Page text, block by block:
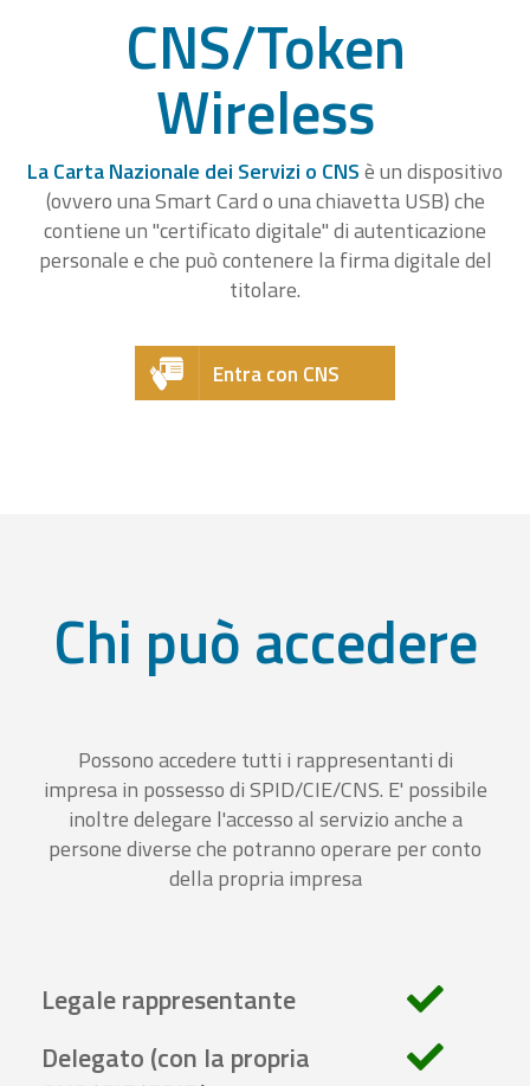
CNS/Token
Wireless
La Carta Nazionale dei Servizi o CNSè un dispositivo
(ovvero una Smart Card o una chiavetta USB) che
contiene un "certificato digitale" di autenticazione
personale e che può contenere la firma digitale del
titolare.
Entra con CNS
Chi può accedere
Possono accedere tutti i rappresentanti di
impresa in possesso di SPID/CIE/CNS. E' possibile
inoltre delegare l'accesso al servizio anche a
persone diverse che potranno operare per conto
della propria impresa
Legale rappresentante
Delegato (con la propria